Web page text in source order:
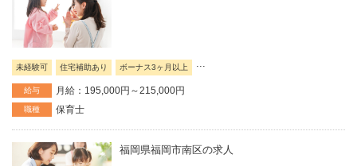
未経験可 住宅補助あり ボーナス3ヶ月以上
給与 月給：195,000円～215,000円
職種 保育士
福岡県福岡市南区の求人